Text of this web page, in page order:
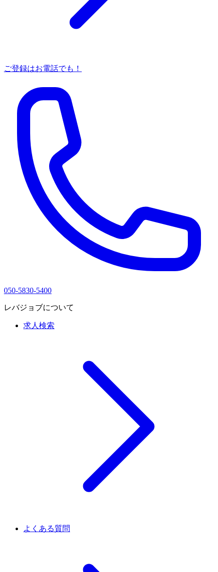
ご登録はお電話でも！
050-5830-5400
レバジョブについて
求人検索
よくある質問